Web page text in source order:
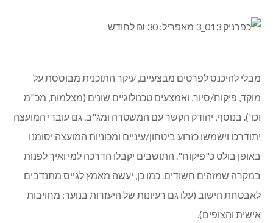
מבלי להיכנס לפרטים מבצעיים, עיקר התוכנית מבוססת על
מוקד, פיקוח/סיור, ואמצעים טכנולוגיים שונים (מצלמות, מכ"מ
וכו'). בנוסף, יהודק הקשר עם המשטרה ומג"ב. גם עובדי המועצה
יתודרכו וישמשו כזרוע ביטחון/עיניים ומכוניות המועצה יסומנו
באופן בולט כ"פיקוח". התושבים יקבלו הדרכה למי ואיך לפנות
במקרה שמזהים חשודים. כמו כן, יעשה מאמץ לגייס מתנדבים
לאבטחת הישוב (עלו גם רעיונות של היעזרות בנוער: מחויבות
אישית והצופים).